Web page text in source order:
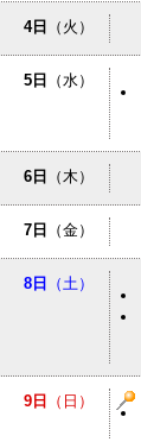
4日 （火）
5日 （水）
6日 （木）
7日 （金）
8日 （土）
9日 （日）